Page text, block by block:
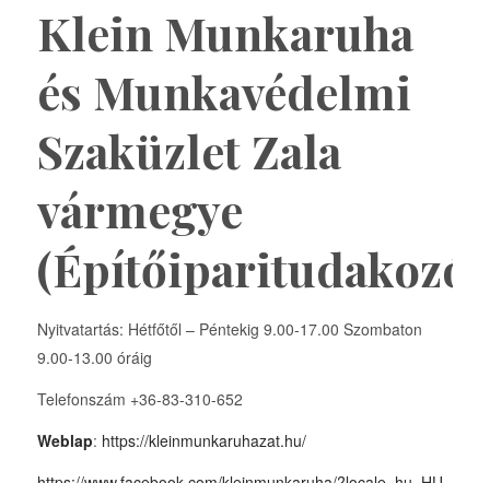
Klein Munkaruha
és Munkavédelmi
Szaküzlet Zala
vármegye
(Építőiparitudakozó)
Nyitvatartás: Hétfőtől – Péntekig 9.00-17.00 Szombaton
9.00-13.00 óráig
Telefonszám +36-83-310-652
Weblap: https://kleinmunkaruhazat.hu/